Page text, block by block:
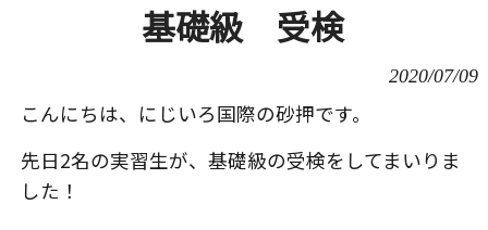
基礎級 受検
2020/07/09
こんにちは、にじいろ国際の砂押です。
先日2名の実習生が、基礎級の受検をしてまいりま
した！